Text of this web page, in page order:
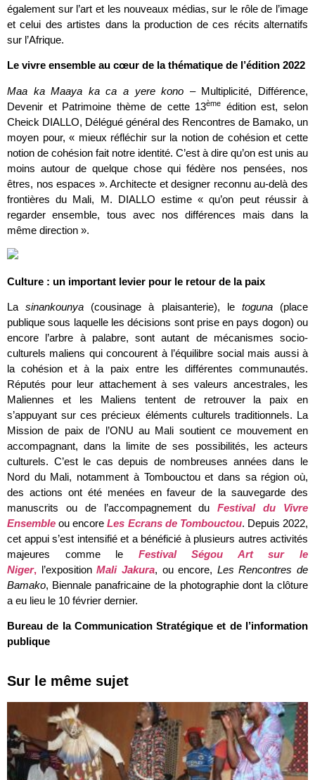
également sur l’art et les nouveaux médias, sur le rôle de l’image
et celui des artistes dans la production de ces récits alternatifs
sur l’Afrique.
Le vivre ensemble au cœur de la thématique de l’édition 2022
Maa ka Maaya ka ca a yere kono – Multiplicité, Différence,
Devenir et Patrimoine thème de cette 13ème
édition est, selon
Cheick DIALLO, Délégué général des Rencontres de Bamako, un
moyen pour, « mieux réfléchir sur la notion de cohésion et cette
notion de cohésion fait notre identité. C’est à dire qu’on est unis au
moins autour de quelque chose qui fédère nos pensées, nos
êtres, nos espaces ». Architecte et designer reconnu au-delà des
frontières du Mali, M. DIALLO estime « qu’on peut réussir à
regarder ensemble, tous avec nos différences mais dans la
même direction ».
Culture : un important levier pour le retour de la paix
Lasinankounya (cousinage à plaisanterie), le toguna(place
publique sous laquelle les décisions sont prise en pays dogon) ou
encore l’arbre à palabre, sont autant de mécanismes socio-
culturels maliens qui concourent à l’équilibre social mais aussi à
la cohésion et à la paix entre les différentes communautés.
Réputés pour leur attachement à ses valeurs ancestrales, les
Maliennes et les Maliens tentent de retrouver la paix en
s’appuyant sur ces précieux éléments culturels traditionnels. La
Mission de paix de l’ONU au Mali soutient ce mouvement en
accompagnant, dans la limite de ses possibilités, les acteurs
culturels. C’est le cas depuis de nombreuses années dans le
Nord du Mali, notamment à Tombouctou et dans sa région où,
des actions ont été menées en faveur de la sauvegarde des
manuscrits ou de l’accompagnement duFestival du Vivre
Ensemble ou encoreLes Ecrans de Tombouctou. Depuis 2022,
cet appui s’est intensifié et a bénéficié à plusieurs autres activités
majeures comme le Festival Ségou Art sur le
Niger, l’expositionMali Jakura, ou encore, Les Rencontres de
Bamako, Biennale panafricaine de la photographie dont la clôture
a eu lieu le 10 février dernier.
Bureau de la Communication Stratégique et de l’information
publique
Sur le même sujet